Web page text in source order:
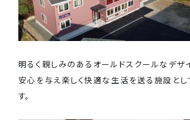
明るく親しみのあるオールドスクールなデザ
安心を与え楽しく快適な生活を送る施設と
す。